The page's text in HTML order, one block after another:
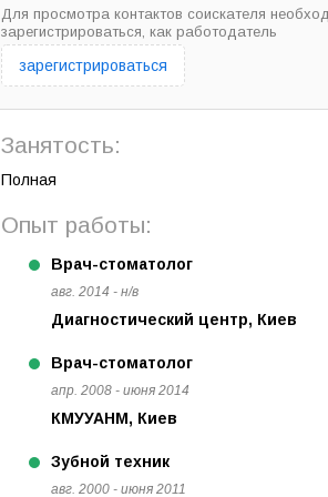
Для просмотра контактов соискателя
зарегистрироваться, как работодатель
зарегистрироваться
Занятость:
Полная
Опыт работы:
Врач-стоматолог
авг. 2014 - н/в
Диагностический центр, Киев
Врач-стоматолог
апр. 2008 - июня 2014
КМУУАНМ, Киев
Зубной техник
авг. 2000 - июня 2011